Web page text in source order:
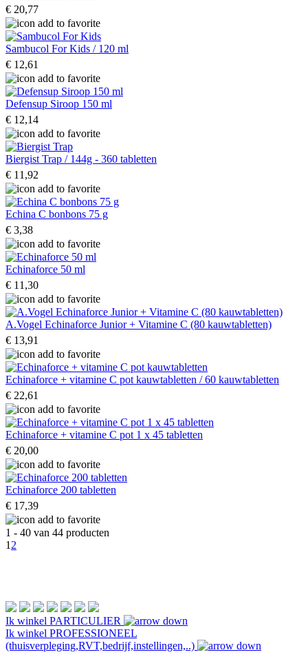
€ 20,77
Sambucol For Kids / 120 ml
€ 12,61
Defensup Siroop 150 ml
€ 12,14
Biergist Trap / 144g - 360 tabletten
€ 11,92
Echina C bonbons 75 g
€ 3,38
Echinaforce 50 ml
€ 11,30
A.Vogel Echinaforce Junior + Vitamine C (80 kauwtabletten)
€ 13,91
Echinaforce + vitamine C pot kauwtabletten / 60 kauwtabletten
€ 22,61
Echinaforce + vitamine C pot 1 x 45 tabletten
€ 20,00
Echinaforce 200 tabletten
€ 17,39
1 - 40 van 44 producten
1 2
Ik winkel PARTICULIER
Ik winkel PROFESSIONEEL
(thuisverpleging,RVT,bedrijf,instellingen,..)